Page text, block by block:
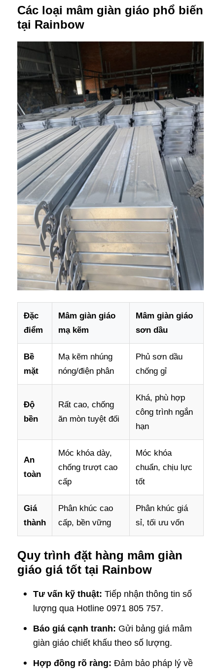
Các loại mâm giàn giáo phổ biến
tại Rainbow
Đặc
điểm
Mâm giàn giáo
mạ kẽm
Mâm giàn giáo
sơn dầu
Bề
mặt
Mạ kẽm nhúng
nóng/điện phân
Phủ sơn dầu
chống gỉ
Độ
bền
Rất cao, chống
ăn mòn tuyệt đối
Khá, phù hợp
công trình ngắn
hạn
An
toàn
Móc khóa dày,
chống trượt cao
cấp
Móc khóa
chuẩn, chịu lực
tốt
Giá
thành
Phân khúc cao
cấp, bền vững
Phân khúc giá
sỉ, tối ưu vốn
Quy trình đặt hàng mâm giàn
giáo giá tốt tại Rainbow
Tư vấn kỹ thuật: Tiếp nhận thông tin số
lượng qua Hotline 0971 805 757.
Báo giá cạnh tranh: Gửi bảng giá mâm
giàn giáo chiết khấu theo số lượng.
Hợp đồng rõ ràng: Đảm bảo pháp lý về